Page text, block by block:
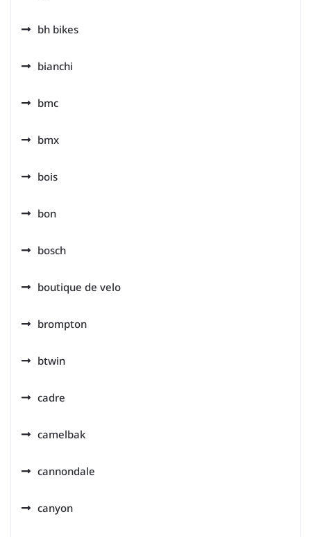
bh bikes
bianchi
bmc
bmx
bois
bon
bosch
boutique de velo
brompton
btwin
cadre
camelbak
cannondale
canyon